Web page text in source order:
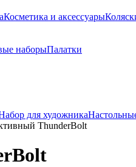
Косметика и аксессуары
наборыПалатки
для художника
ThunderBolt